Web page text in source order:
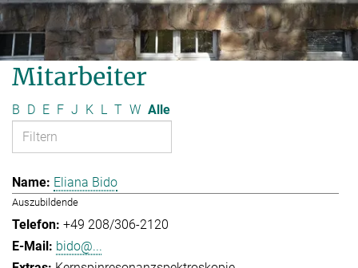
Mitarbeiter
B D E F J K L T W Alle
Eliana Bido
Auszubildende
+49 208/306-2120
bido@...